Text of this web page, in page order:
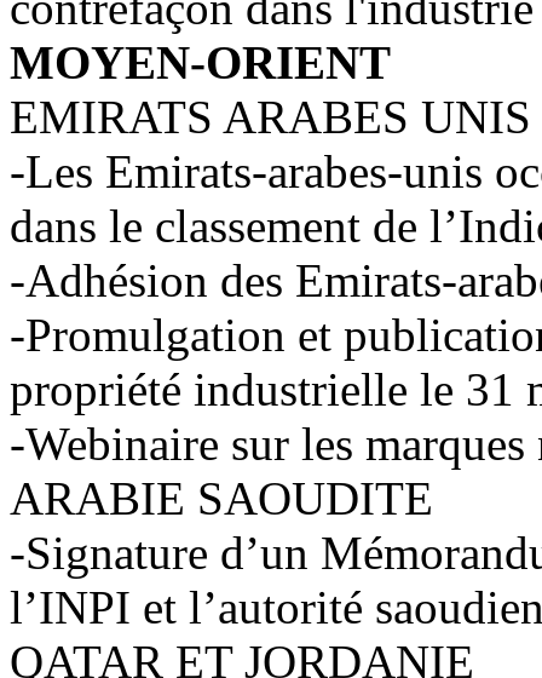
MOYEN-ORIENT
EMIRATS ARABES UNIS
-Les Emirats-arabes-unis
dans le classement de
-Adhésion des Emirats-
-Promulgation et
propriété industrielle le 31
-Webinaire sur les
ARABIE SAOUDITE
-Signature d’un
l’INPI et l’autorité
QATAR ET JORDANIE